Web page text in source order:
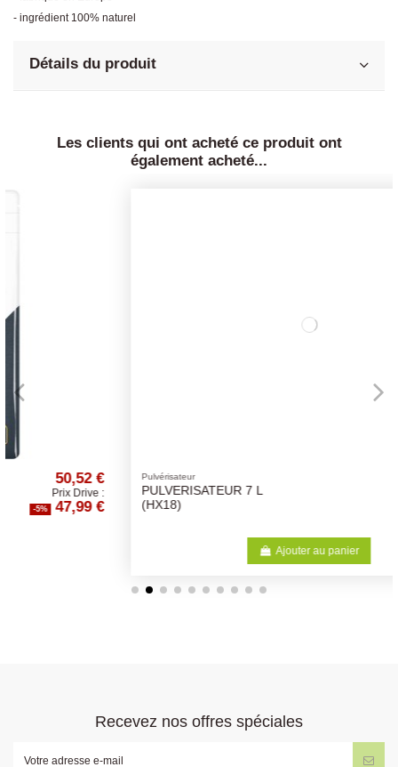
- ingrédient 100% naturel
Détails du produit
Les clients qui ont acheté ce produit ont
également acheté...
Pulvérisateur
PULVERISATEUR 7 L
(HX18)
Recevez nos offres spéciales